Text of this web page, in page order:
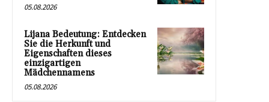
05.08.2026
Lijana Bedeutung: Entdecken
Sie die Herkunft und
Eigenschaften dieses
einzigartigen
Mädchennamens
05.08.2026